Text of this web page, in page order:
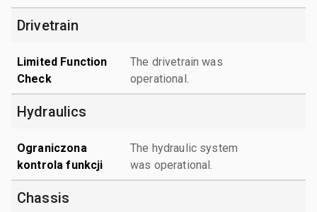
Drivetrain
Limited Function
Check
The drivetrain was
operational.
Hydraulics
Ograniczona
kontrola funkcji
The hydraulic system
was operational.
Chassis